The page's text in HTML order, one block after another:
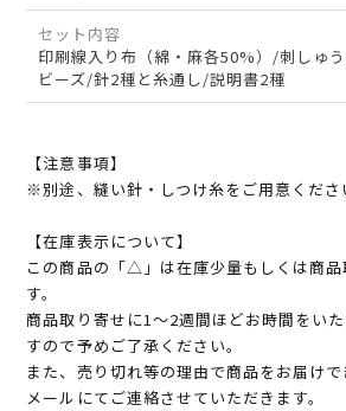
セット内容
印刷線入り布（綿・麻各50%）/刺しゅ
ビーズ/針2種と糸通し/説明書2種
【注意事項】
※別途、縫い針・しつけ糸をご用意くださ
【在庫表示について】
この商品の「△」は在庫少量もしくは商品
す。
商品取り寄せに1～2週間ほどお時間をい
すので予めご了承ください。
また、売り切れ等の理由で商品をお届け
メールにてご連絡させていただきます。